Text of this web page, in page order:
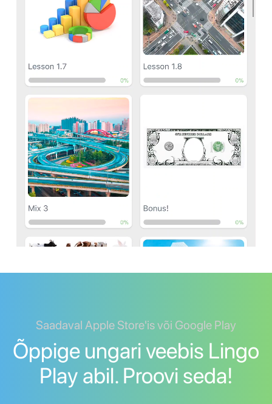
Saadaval Apple Store'is või Google Play
Õppige ungari veebis Lingo
Play abil. Proovi seda!